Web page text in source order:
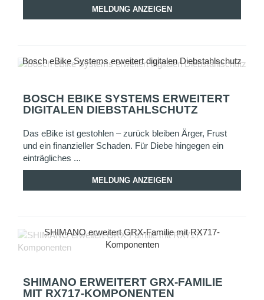
MELDUNG ANZEIGEN
Bosch eBike Systems erweitert digitalen Diebstahlschutz
BOSCH EBIKE SYSTEMS ERWEITERT
DIGITALEN DIEBSTAHLSCHUTZ
Das eBike ist gestohlen – zurück bleiben Ärger, Frust
und ein finanzieller Schaden. Für Diebe hingegen ein
einträgliches ...
MELDUNG ANZEIGEN
SHIMANO erweitert GRX-Familie mit RX717-
Komponenten
SHIMANO ERWEITERT GRX-FAMILIE
MIT RX717-KOMPONENTEN